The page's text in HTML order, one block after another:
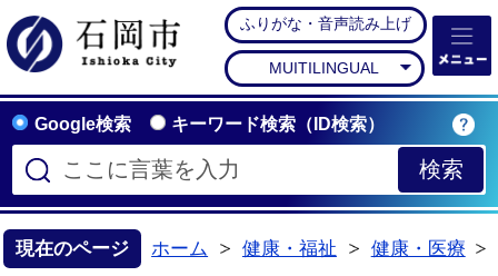
石岡市公式ホームペー
ふりがな・音声読み上げ
MUITILINGUAL
Google検索 キーワード検索（ID検索）
現在のページ ホーム
健康・福祉
健康・医療